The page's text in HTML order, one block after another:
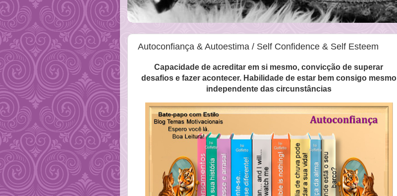
Autoconfiança & Autoestima / Self Confidence & Self Esteem
Capacidade de acreditar em si mesmo, convicção de superar
desafios e fazer acontecer. Habilidade de estar bem consigo mesmo
independente das circunstâncias